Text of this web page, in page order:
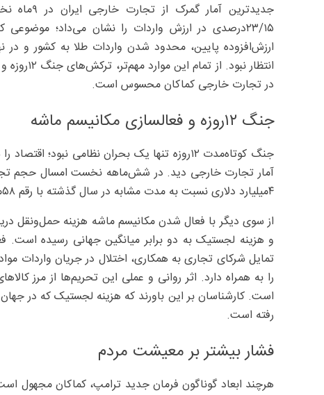
۲۳/۱۵درصدی در ارزش واردات را نشان می‌داد؛
ارزش‌افزوده پایین، محدود شدن واردات طلا به کشور و
انتظار
در تجارت خارجی کماکان محسوس است.
جنگ ۱۲روزه و فعالسازی مکانیسم ماشه
جنگ کوتاه‌مدت ۱۲‌روزه تنها یک بحران نظامی
۴میلیارد دلاری نسبت به مدت مشابه در سال گذشته با رقم ۵۸‌میلیارد و ۳۳۱‌میلیون‌دلار را نشان می‌داد.
از سوی دیگر با فعال شدن مکانیسم ماشه هزینه حمل‌ونقل
و هزینه لجستیک به دو برابر میانگین جهانی رسیده
تمایل شرکای تجاری به همکاری، اختلال در جریان واردات
را به همراه دارد. اثر روانی و عملی این تحریم‌ها از مرز
رفته است.
فشار بیشتر بر معیشت مردم
هرچند ابعاد گوناگون فرمان جدید ترامپ، کماکان مجهول